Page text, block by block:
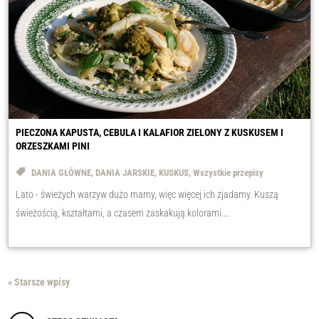
PIECZONA KAPUSTA, CEBULA I KALAFIOR ZIELONY Z KUSKUSEM I
ORZESZKAMI PINI
DANIA GŁÓWNE,DANIA JARSKIE,KUSKUS,Wszystkie przepisy
Lato - świeżych warzyw dużo mamy, więc więcej ich zjadamy. Kuszą
świeżością, kształtami, a czasem zaskakują kolorami....
« Starsze wpisy